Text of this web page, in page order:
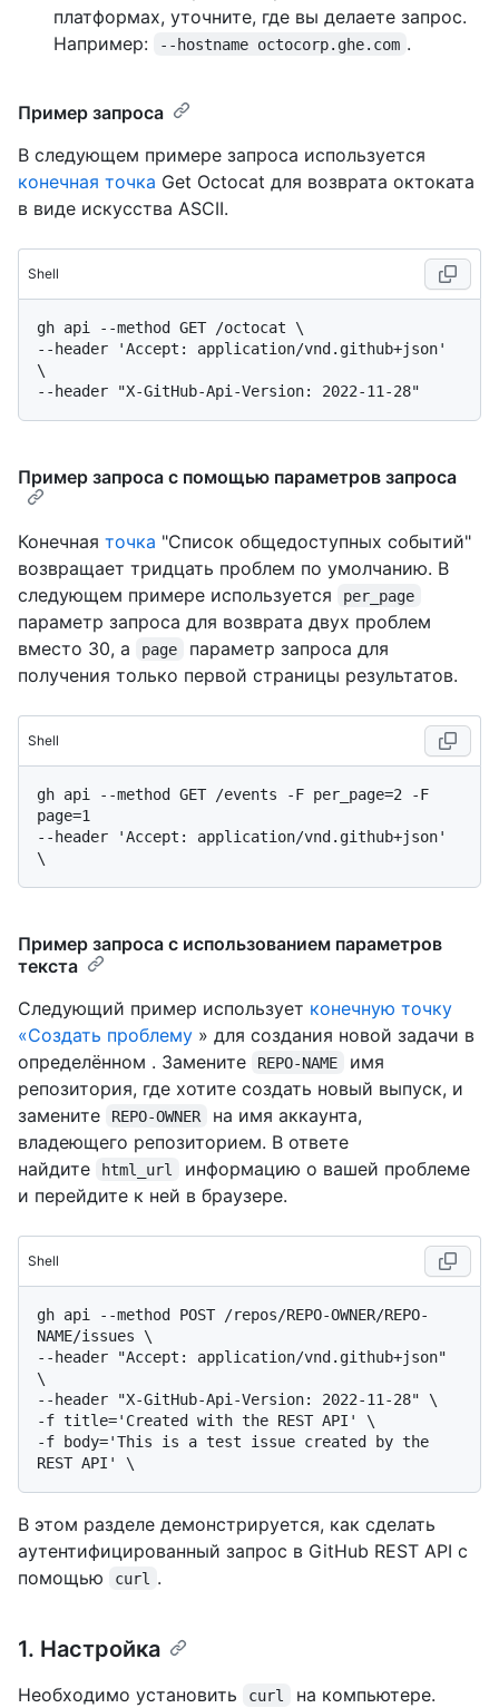
платформах, уточните, где вы делаете запрос.
Например:
--hostname octocorp.ghe.com .
Пример запроса
В следующем примере запроса используется
конечная точка Get Octocat для возврата октоката
в виде искусства ASCII.
Shell
gh api --method GET /octocat \
--header 'Accept: application/vnd.github+json'
\
Пример запроса с помощью параметров запроса
Конечная точка "Список общедоступных событий"
возвращает тридцать проблем по умолчанию. В
следующем примере используется
per_page
параметр запроса для возврата двух проблем
вместо 30, а
page
параметр запроса для
получения только первой страницы результатов.
Shell
gh api --method GET /events -F per_page=2 -F
page=1
--header 'Accept: application/vnd.github+json'
Пример запроса с использованием параметров
текста
Следующий пример использует конечную точку
«Создать проблему » для создания новой задачи в
определённом . Замените
REPO-NAME
имя
репозитория, где хотите создать новый выпуск, и
замените
REPO-OWNER
на имя аккаунта,
владеющего репозиторием. В ответе
найдите
html_url
информацию о вашей проблеме
и перейдите к ней в браузере.
Shell
gh api --method POST /repos/REPO-OWNER/REPO-
NAME/issues \
--header "Accept: application/vnd.github+json"
\
--header "X-GitHub-Api-Version: 2022-11-28" \
-f title='Created with the REST API' \
-f body='This is a test issue created by the
В этом разделе демонстрируется, как сделать
аутентифицированный запрос в GitHub REST API с
помощью
curl .
1. Настройка
Необходимо установить curl
на компьютере.